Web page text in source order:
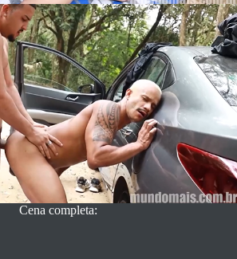
Cena completa: